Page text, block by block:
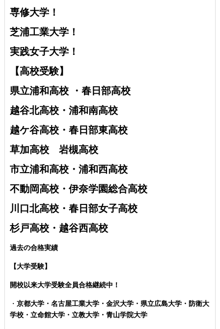
専修大学！
芝浦工業大学！
実践女子大学！
【高校受験】
県立浦和高校 ・ 春日部高校
越谷北高校・ 浦和南高校
越ケ谷高校・ 春日部東高校
草加高校 岩槻高校
市立浦和高校・浦和西高校
不動岡高校・伊奈学園総合高校
川口北高校・春日部女子高校
杉戸高校・越谷西高校
過去の合格実績
【大学受験】
開校以来大学受験全員合格継続中！
・ 京都大学・名古屋工業大学・金沢大学・県立広島大学・防衛大
学校・立命館大学・立教大学・青山学院大学